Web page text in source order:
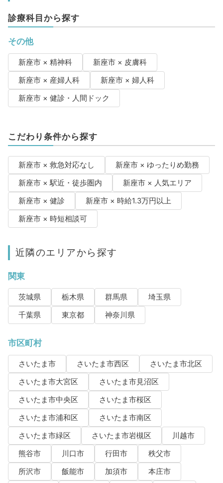
診療科目から探す
その他
新座市 × 精神科
新座市 × 皮膚科
新座市 × 産婦人科
新座市 × 婦人科
新座市 × 健診・人間ドック
こだわり条件から探す
新座市 × 救急対応なし
新座市 × ゆったりめ勤務
新座市 × 駅近・徒歩圏内
新座市 × 人気エリア
新座市 × 健診
新座市 × 時給1.3万円以上
新座市 × 時短相談可
近隣のエリアから探す
関東
茨城県 栃木県 群馬県
埼玉県
千葉県
東京都 神奈川県
市区町村
さいたま市 さいたま市西区
さいたま市北区
さいたま市大宮区
さいたま市見沼区
さいたま市中央区
さいたま市桜区
さいたま市浦和区
さいたま市南区
さいたま市緑区
さいたま市岩槻区
川越市
熊谷市
川口市 行田市
秩父市
所沢市
飯能市 加須市
本庄市